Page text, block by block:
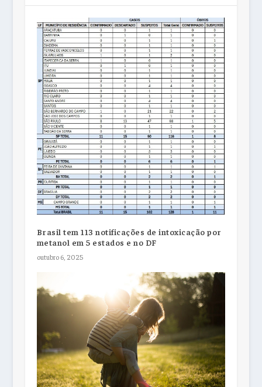
Brasil tem 113 notificações de intoxicação por
metanol em 5 estados e no DF
outubro 6, 2025